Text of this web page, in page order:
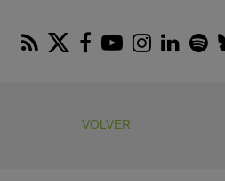
RSS Twitter
Facebook
Youtube
VOLVER